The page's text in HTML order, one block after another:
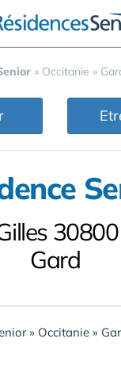
» Occitanie »
Gard
» Occitanie »